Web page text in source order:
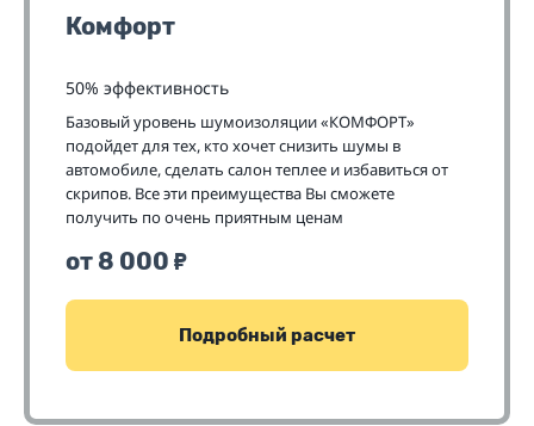
Комфорт
50% эффективность
Базовый уровень шумоизоляции «КОМФОРТ»
подойдет для тех, кто хочет снизить шумы в
автомобиле, сделать салон теплее и избавиться от
скрипов. Все эти преимущества Вы сможете
получить по очень приятным ценам
от 8 000 ₽
Подробный расчет